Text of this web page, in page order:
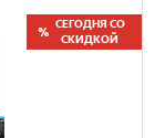
СЕГОДНЯ СО
СКИДКОЙ